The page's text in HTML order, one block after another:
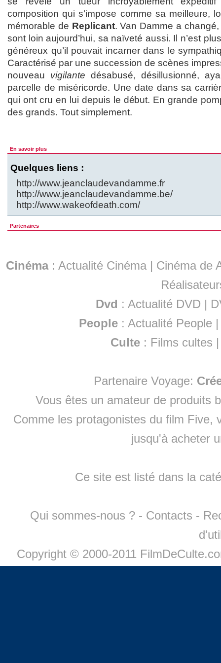
composition qui s’impose comme sa meilleure,
mémorable de Replicant. Van Damme a
sont loin aujourd’hui, sa naïveté aussi. Il n’est
généreux qu’il pouvait incarner dans le
Caractérisé par une succession de scènes
nouveau vigilante désabusé, désillusionné,
parcelle de miséricorde. Une date dans sa
qui ont cru en lui depuis le début. En grande
des grands. Tout simplement.
En savoir plus
Quelques liens :
http://www.jeanclaudevandamme.fr
http://www.jeanclaudevandamme.be/
http://www.wakeofdeath.com/
Partenaires
Cinéma: Actualité Cinéma | Cinéma de
Dvd : Actualité DVD |
People :Actualité People
Culte : Films cultes
Partenaire Voyage:
Vous êtes un amateur de produits
Comme les protagonistes du film Five,
jusqu'à acheter
Ce site est listé dans la
Qui sommes-nous ? - Contacts -
Copyright © 2000-2011